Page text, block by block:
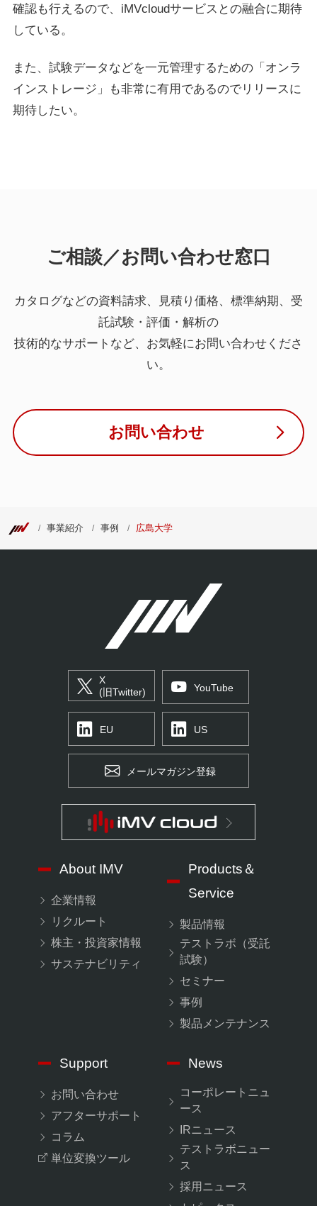
確認も行えるので、iMVcloudサービスとの融合に期待
している。
また、試験データなどを一元管理するための「オンラ
インストレージ」も非常に有用であるのでリリースに
期待したい。
ご相談／お問い合わせ窓口
カタログなどの資料請求、見積り価格、標準納期、受
託試験・評価・解析の
技術的なサポートなど、お気軽にお問い合わせくださ
い。
お問い合わせ
事業紹介 事例 広島大学
X
(旧Twitter)
YouTube
EU US
メールマガジン登録
About IMV
企業情報
リクルート
株主・投資家情報
サステナビリティ
Products＆
Service
製品情報
テストラボ（受託
試験）
セミナー
事例
製品メンテナンス
Support
お問い合わせ
アフターサポート
コラム
単位変換ツール
News
コーポレートニュ
ース
IRニュース
テストラボニュー
ス
採用ニュース